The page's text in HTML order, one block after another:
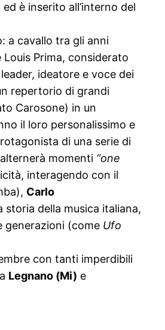
è inserito all’interno del
a cavallo tra gli anni
Prima, considerato
ideatore e voce dei
repertorio di grandi
Carosone) in un
il loro personalissimo e
di una serie di
momenti “one
interagendo con il
Carlo
storia della musica italiana,
generazioni (come Ufo
con tanti imperdibili
a Legnano (Mi) e